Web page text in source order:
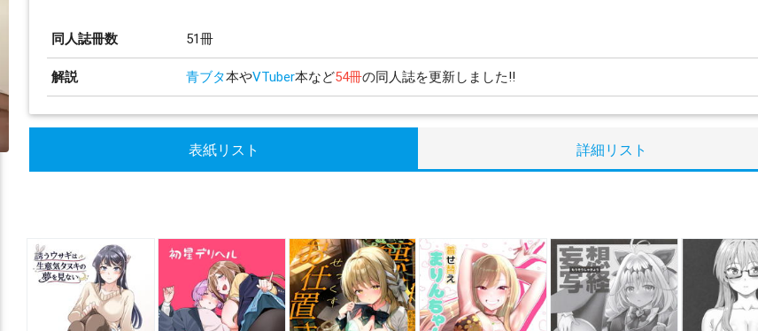
同人誌冊数 51冊
解説 青ブタ本やVTuber本など54冊の同人誌を更新しました!!
表紙リスト 詳細リスト